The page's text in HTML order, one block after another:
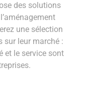
des solutions
une sélection
sur leur marché :
et le service sont